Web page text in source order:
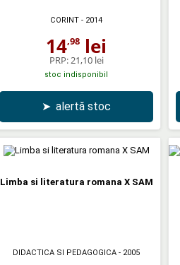
CORINT - 2014
14,98 lei
PRP:21,10 lei
stoc indisponibil
➤ alertă stoc
Limba si literatura romana X SAM
DIDACTICA SI PEDAGOGICA - 2005